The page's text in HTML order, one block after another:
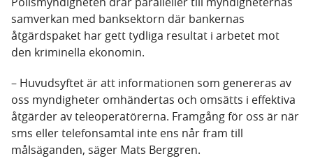
samverkan med banksektorn där bankernas
åtgärdspaket har gett tydliga resultat i arbetet mot
den kriminella ekonomin.
– Huvudsyftet är att informationen som genereras av
oss myndigheter omhändertas och omsätts i effektiva
åtgärder av teleoperatörerna. Framgång för oss är när
sms eller telefonsamtal inte ens når fram till
målsäganden, säger Mats Berggren.